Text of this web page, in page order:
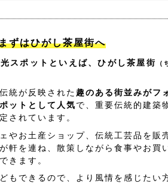
ずはひがし茶屋街へ
スポットといえば、ひがし茶屋街 （
統が反映された 趣のある街並みがフ
ットとして人気で、重要伝統的建築
されています。
やお土産ショップ、伝統工芸品を販
軒を連ね、散策しながら食事やお買
きます。
もできるので、より風情を感じたい